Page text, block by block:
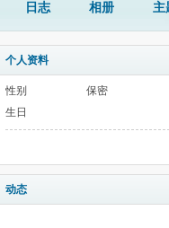
日志 相册 主
个人资料
性别
保密
生日
动态